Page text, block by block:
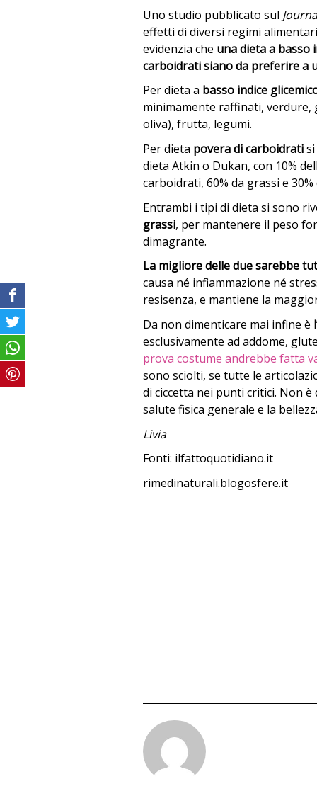
Uno studio pubblicato sul
effetti di diversi regimi
evidenzia che una dieta a basso
carboidratisiano da preferire a
Per dieta a basso indice
minimamente raffinati, verdure,
oliva), frutta, legumi.
Per dieta povera di carboidrati
dieta Atkin o Dukan, con 10%
carboidrati, 60% da grassi e
Entrambi i tipi di dieta si sono
grassi, per mantenere il peso
dimagrante.
La migliore delle due sarebbe
causa né infiammazione né
resisenza, e mantiene la
Da non dimenticare mai infine è
esclusivamente ad addome,
prova costume andrebbe fatta
sono sciolti, se tutte le
di ciccetta nei punti critici. Non
salute fisica generale e la
Livia
Fonti: ilfattoquotidiano.it
rimedinaturali.blogosfere.it